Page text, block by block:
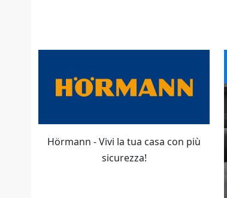
Hörmann - Vivi la tua casa con più
sicurezza!